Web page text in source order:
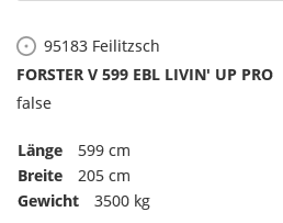
95183 Feilitzsch
FORSTER V 599 EBL LIVIN' UP PRO
false
Länge
599 cm
Breite
205 cm
Gewicht
3500 kg